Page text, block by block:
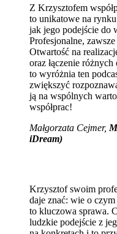
Z Krzysztofem
to unikatowe na
jak jego podejście do
Profesjonalne,
Otwartość na
oraz łączenie
to wyróżnia ten
zwiększyć
ją na wspólnych
współprac!
Małgorzata Cejmer,
iDream)
Krzysztof swoim
daje znać: wie o
to kluczowa sprawa.
ludzkie podejście z